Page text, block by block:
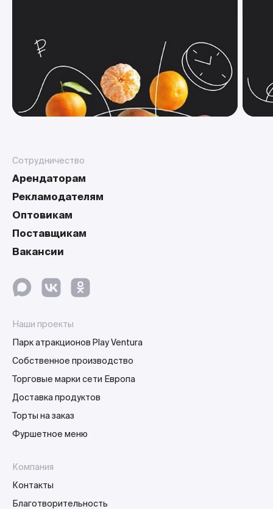
Сотрудничество
Арендаторам
Рекламодателям
Оптовикам
Поставщикам
Вакансии
Наши проекты
Парк атракционов Play Ventura
Собственное производство
Торговые марки сети Европа
Доставка продуктов
Торты на заказ
Фуршетное меню
Компания
Контакты
Благотворительность